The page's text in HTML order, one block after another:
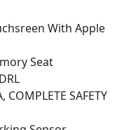
With Apple
Seat
COMPLETE SAFETY